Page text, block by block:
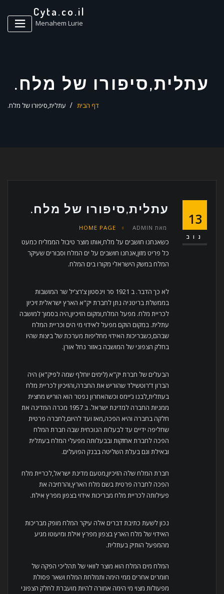
Cyta.co.il
Menahem Lurie
עתלית,סיפורו של מלח.
דף הבית עתלית,סיפורו של מלח.
13
נוב
עתלית,סיפורו של מלח.
מאת ADMIN
HOME PAGE
כשאנחנו חושבים על מלח,אותו מוצר טיבול הממליח כמעט
כל פריט מזון,אנחנו חושבים על ים המלח וסבורים שעיקר
המלח במשק הישראלי מקורו בים המלח.
לא כך הדבר. ב 1921 סר וינסטון צ’רצ’יל שר המושבות
בממשלת בריטניה נתן לחברת יק"א הארץ ישראלית זיכיון
לכריית מלח. מפעל המלח,ומקום הזיכיון,היה בסמוך למושבה
עתלית. במקום הוקם מפעל לאידוי מי הים וכריית המלח
שבהם,כשבריכות האידוי מחליפות מערכת של ביצות שהיו
בחלק הצפוני של המושבה באזור נחל אורן.
הבעלים של חברת יק"א (לימים יוחלף שמה לפיק"א) היה
הברון ד’רוטשילד שהוריש את החברה,והזיכיון לכריית מלח
בעתלית,לבנו ג’יימס וכשהאחרון נפטר הוא הוריש מחצית
ממניות החברה למדינת ישראל. ב 1957 מכרה המדינה את
חלקה בחברה והיא הפכה,מאז ועד להיום,לחברה פרטית
שחליפה ידיים עד לבעלות הנוכחית שבה חברת המלח
הפכה לחברת אחזקות ובבעלותה מפעלי המלח בעתלית
ובאילת וגם בעלת השליטה בבנק הפועלים.
חברת המלח שלה הזיכיון,מטעם מדינת ישראל,לכריית מלח
הפכה לחברה פרטית בשם מלח הארץ,והרחיבה את
פעילותה לכריית מלח מבריכות אידוי בצפון מפרץ אילת.
נכון לשעת כתיבת דברים אלה עיקר המלח מופק מבריכות
האידוי של מלח הארץ בצפון מפרץ אילת ומיעוטו מגיע
מהמפעל הותיק בעתלית.
המלח מים המלח הוא מוצר לוואי של תהליכי הפקה של
חומרים אחרים ממי הימה ותמלחת המלח ושאר פסולת
מפעולות מצוי מי הימה אמורה להיות מועברת לחלק הצפוני